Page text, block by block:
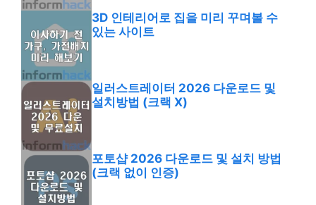
3D 인테리어로 집을 미리 꾸며볼 수
있는 사이트
일러스트레이터 2026 다운로드 및
설치방법 (크랙 X)
포토샵 2026 다운로드 및 설치 방법
(크랙 없이 인증)